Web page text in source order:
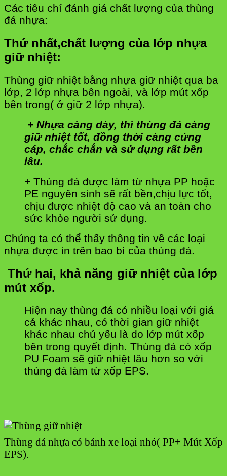
Các tiêu chí đánh giá chất lượng của thùng
đá nhựa:
Thứ nhất,chất lượng của lớp nhựa
giữ nhiệt:
Thùng giữ nhiệt bằng nhựa giữ nhiệt qua ba
lớp, 2 lớp nhựa bên ngoài, và lớp mút xốp
bên trong( ở giữ 2 lớp nhựa).
+ Nhựa càng dày, thì thùng đá càng
giữ nhiệt tốt, đồng thời càng cứng
cáp, chắc chắn và sử dụng rất bền
lâu.
+ Thùng đá được làm từ nhựa PP hoặc
PE nguyên sinh sẽ rất bền,chịu lực tốt,
chịu được nhiệt độ cao và an toàn cho
sức khỏe người sử dụng.
Chúng ta có thể thấy thông tin về các loại
nhựa được in trên bao bì của thùng đá.
Thứ hai, khả năng giữ nhiệt của lớp
mút xốp.
Hiện nay thùng đá có nhiều loại với giá
cả khác nhau, có thời gian giữ nhiệt
khác nhau chủ yếu là do lớp mút xốp
bên trong quyết định. Thùng đá có xốp
PU Foam sẽ giữ nhiệt lâu hơn so với
thùng đá làm từ xốp EPS.
Thùng đá nhựa có bánh xe loại nhỏ( PP+ Mút Xốp
EPS).